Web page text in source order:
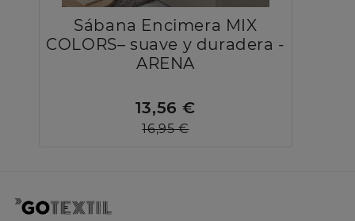
Sábana Encimera MIX
COLORS– suave y duradera -
ARENA
13,56 €
16,95 €